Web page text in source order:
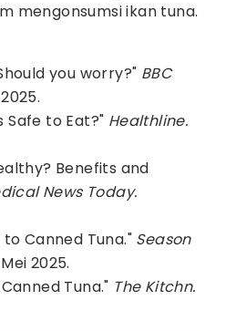
mengonsumsi ikan tuna.
you worry?" BBC
Safe to Eat?" Healthline.
Benefits and
News Today.
Canned Tuna." Season
2025.
Tuna." The Kitchn.